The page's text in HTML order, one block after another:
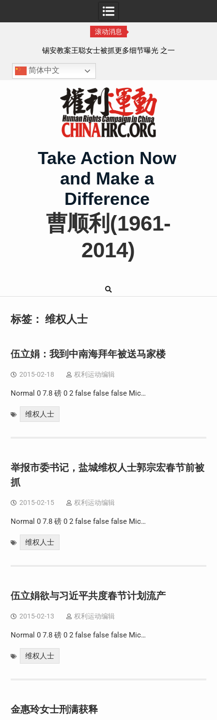
滚动消息
锡安教案王聪女士被抓更多细节曝光 之一
简体中文
Take Action Now
and Make a
Difference
曹顺利(1961-
2014)
标签： 维权人士
伍立娟：我到中南海拜年被送马家楼
2015-02-18 权利运动编辑
Normal 0 7.8 磅 0 2 false false false Mic…
维权人士
举报市委书记，盐城维权人士郭宗宏春节前被
抓
2015-02-15 权利运动编辑
Normal 0 7.8 磅 0 2 false false false Mic…
维权人士
伍立娟欲与习近平共度春节计划流产
2015-02-13 权利运动编辑
Normal 0 7.8 磅 0 2 false false false Mic…
维权人士
金惠玲女士刑满获释